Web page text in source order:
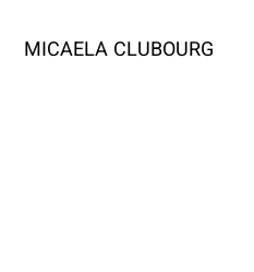
MICAELA CLUBOURG